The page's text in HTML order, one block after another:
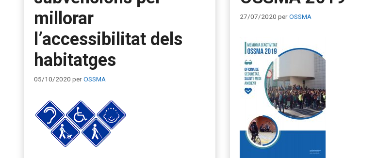
millorar
l’accessibilitat dels
habitatges
05/10/2020 perOSSMA
27/07/2020 perOSSMA